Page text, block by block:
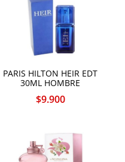
PARIS HILTON HEIR EDT
30ML HOMBRE
$9.900